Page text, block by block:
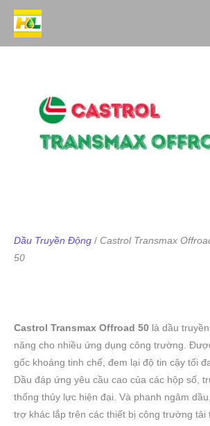
Nhảy
Dầu Truyền Động / Castrol Transmax
50
Castrol Transmax Offroad 50 là dầu
năng cho nhiều ứng dụng công trường.
gốc khoáng tinh chế, đem lại độ tin cậy tối
Dầu đáp ứng yêu cầu cao của các hộp số,
thống thủy lực hiện đại. Và phanh ngâm
trợ khác lắp trên các thiết bị công trường tải